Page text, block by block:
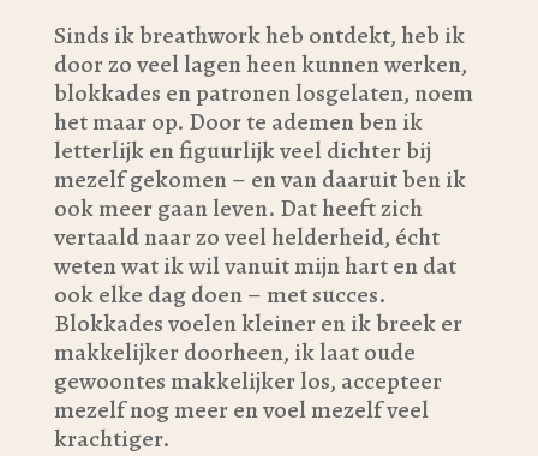
Sinds ik breathwork heb ontdekt, heb ik
door zo veel lagen heen kunnen werken,
blokkades en patronen losgelaten, noem
het maar op. Door te ademen ben ik
letterlijk en figuurlijk veel dichter bij
mezelf gekomen – en van daaruit ben ik
ook meer gaan leven. Dat heeft zich
vertaald naar zo veel helderheid, écht
weten wat ik wil vanuit mijn hart en dat
ook elke dag doen – met succes.
Blokkades voelen kleiner en ik breek er
makkelijker doorheen, ik laat oude
gewoontes makkelijker los, accepteer
mezelf nog meer en voel mezelf veel
krachtiger.